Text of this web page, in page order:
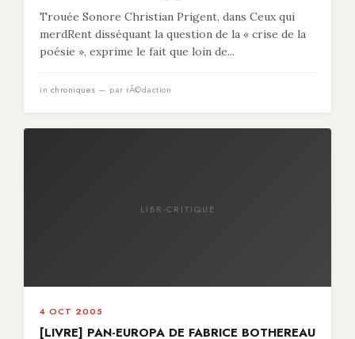
Trouée Sonore Christian Prigent, dans Ceux qui
merdRent disséquant la question de la « crise de la
poésie », exprime le fait que loin de...
in chroniques — par rÃ©daction
LIBR-CRITIQUE
4 OCT 2005
[LIVRE] PAN-EUROPA DE FABRICE BOTHEREAU